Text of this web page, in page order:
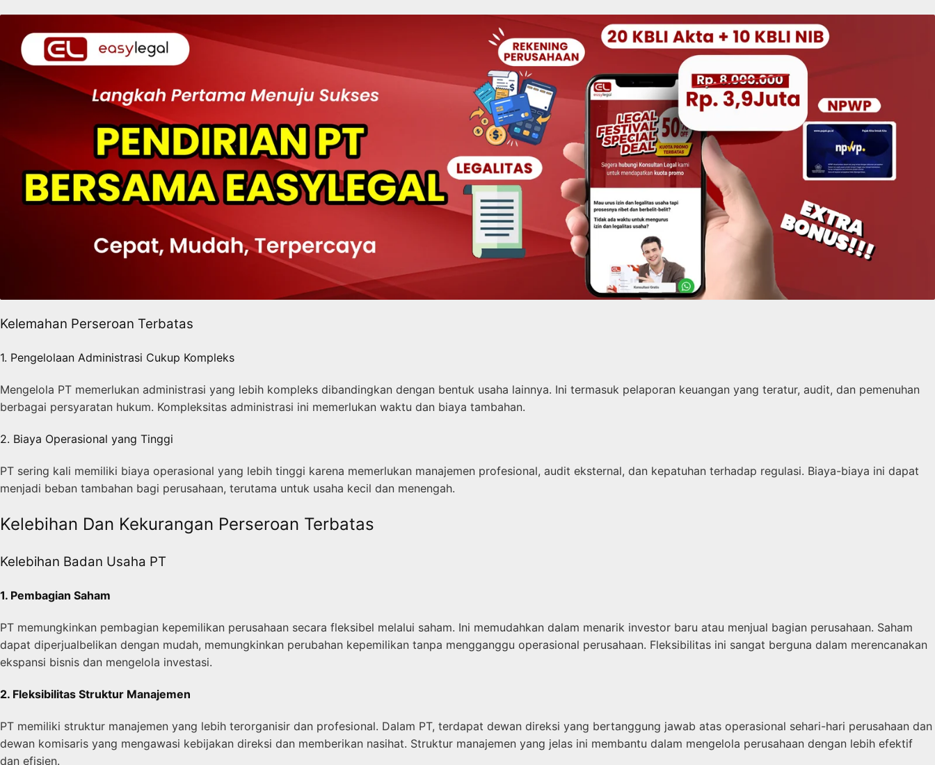
Kelemahan Perseroan Terbatas
1. Pengelolaan Administrasi Cukup Kompleks
Mengelola PT memerlukan administrasi yang lebih kompleks dibandingkan dengan bentuk usaha lainnya. Ini termasuk pelaporan keuangan yang teratur, audit, dan pemenuhan
berbagai persyaratan hukum. Kompleksitas administrasi ini memerlukan waktu dan biaya tambahan.
2. Biaya Operasional yang Tinggi
PT sering kali memiliki biaya operasional yang lebih tinggi karena memerlukan manajemen profesional, audit eksternal, dan kepatuhan terhadap regulasi. Biaya-biaya ini dapat
menjadi beban tambahan bagi perusahaan, terutama untuk usaha kecil dan menengah.
Kelebihan Dan Kekurangan Perseroan Terbatas
Kelebihan Badan Usaha PT
1. Pembagian Saham
PT memungkinkan pembagian kepemilikan perusahaan secara fleksibel melalui saham. Ini memudahkan dalam menarik investor baru atau menjual bagian perusahaan. Saham
dapat diperjualbelikan dengan mudah, memungkinkan perubahan kepemilikan tanpa mengganggu operasional perusahaan. Fleksibilitas ini sangat berguna dalam merencanakan
ekspansi bisnis dan mengelola investasi.
2. Fleksibilitas Struktur Manajemen
PT memiliki struktur manajemen yang lebih terorganisir dan profesional. Dalam PT, terdapat dewan direksi yang bertanggung jawab atas operasional sehari-hari perusahaan dan
dewan komisaris yang mengawasi kebijakan direksi dan memberikan nasihat. Struktur manajemen yang jelas ini membantu dalam mengelola perusahaan dengan lebih efektif
dan efisien.